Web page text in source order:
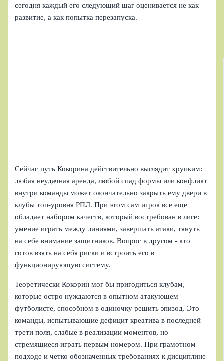
сегодня каждый его следующий шаг оценивается не как
развитие, а как попытка перезапуска.
Сейчас путь Кокорина действительно выглядит хрупким:
любая неудачная аренда, любой спад формы или конфликт
внутри команды может окончательно закрыть ему двери в
клубы топ-уровня РПЛ. При этом сам игрок все еще
обладает набором качеств, который востребован в лиге:
умение играть между линиями, завершать атаки, тянуть
на себе внимание защитников. Вопрос в другом - кто
готов взять на себя риски и встроить его в
функционирующую систему.
Теоретически Кокорин мог бы пригодиться клубам,
которые остро нуждаются в опытном атакующем
футболисте, способном в одиночку решить эпизод. Это
команды, испытывающие дефицит креатива в последней
трети поля, слабые в реализации моментов, но
стремящиеся играть первым номером. При грамотном
подходе и четко обозначенных требованиях к дисциплине